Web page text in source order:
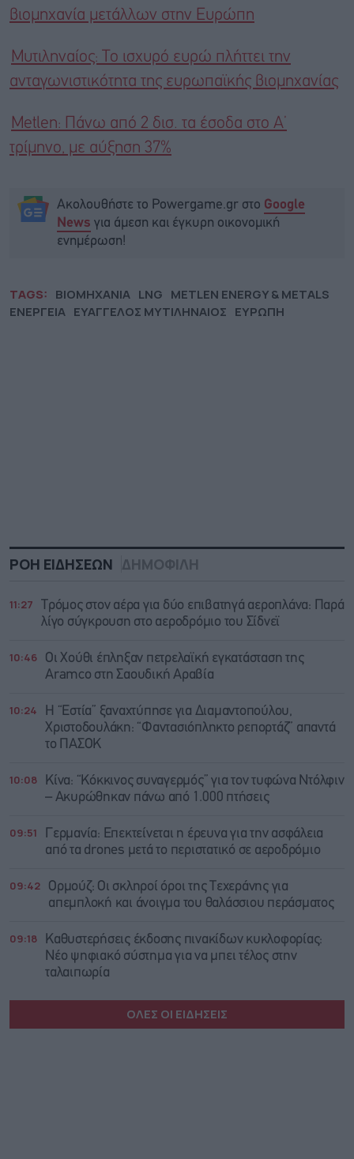
βιομηχανία μετάλλων στην Ευρώπη
Μυτιληναίος: Το ισχυρό ευρώ πλήττει την
ανταγωνιστικότητα της ευρωπαϊκής βιομηχανίας
Metlen: Πάνω από 2 δισ. τα έσοδα στο Α’
τρίμηνο, με αύξηση 37%
Ακολουθήστε το Powergame.gr στο Google
News για άμεση και έγκυρη οικονομική
ενημέρωση!
TAGS: BIOMHXANIA LNG METLEN ENERGY & METALS
ΕΝΕΡΓΕΙΑ ΕΥΑΓΓΕΛΟΣ ΜΥΤΙΛΗΝΑΙΟΣ ΕΥΡΩΠΗ
ΡΟΗ ΕΙΔΗΣΕΩΝ ΔΗΜΟΦΙΛΗ
11:27
Τρόμος στον αέρα για δύο επιβατηγά αεροπλάνα: Παρά
λίγο σύγκρουση στο αεροδρόμιο του Σίδνεϊ
10:46
Οι Χούθι έπληξαν πετρελαϊκή εγκατάσταση της
Aramco στη Σαουδική Αραβία
10:24
Η “Εστία” ξαναχτύπησε για Διαμαντοπούλου,
Χριστοδουλάκη: “Φαντασιόπληκτο ρεπορτάζ” απαντά
το ΠΑΣΟΚ
10:08
Κίνα: “Κόκκινος συναγερμός” για τον τυφώνα Ντόλφιν
– Ακυρώθηκαν πάνω από 1.000 πτήσεις
09:51
Γερμανία: Επεκτείνεται η έρευνα για την ασφάλεια
από τα drones μετά το περιστατικό σε αεροδρόμιο
09:42
Ορμούζ: Οι σκληροί όροι της Τεχεράνης για
απεμπλοκή και άνοιγμα του θαλάσσιου περάσματος
09:18
Καθυστερήσεις έκδοσης πινακίδων κυκλοφορίας:
Νέο ψηφιακό σύστημα για να μπει τέλος στην
ταλαιπωρία
ΟΛΕΣ ΟΙ ΕΙΔΗΣΕΙΣ